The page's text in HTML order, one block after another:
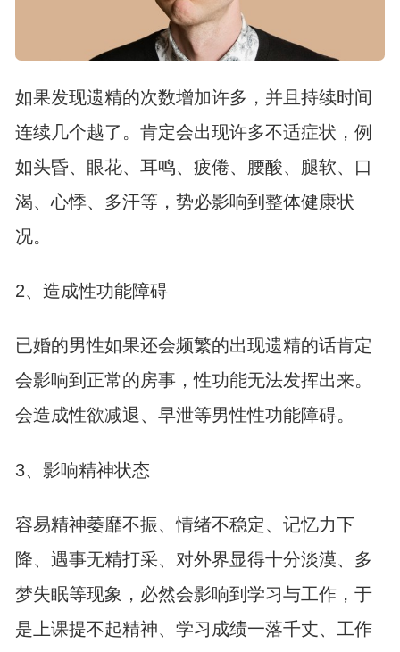
如果发现遗精的次数增加许多，并且持续时间
连续几个越了。肯定会出现许多不适症状，例
如头昏、眼花、耳鸣、疲倦、腰酸、腿软、口
渴、心悸、多汗等，势必影响到整体健康状
况。
2、造成性功能障碍
已婚的男性如果还会频繁的出现遗精的话肯定
会影响到正常的房事，性功能无法发挥出来。
会造成性欲减退、早泄等男性性功能障碍。
3、影响精神状态
容易精神萎靡不振、情绪不稳定、记忆力下
降、遇事无精打采、对外界显得十分淡漠、多
梦失眠等现象，必然会影响到学习与工作，于
是上课提不起精神、学习成绩一落千丈、工作